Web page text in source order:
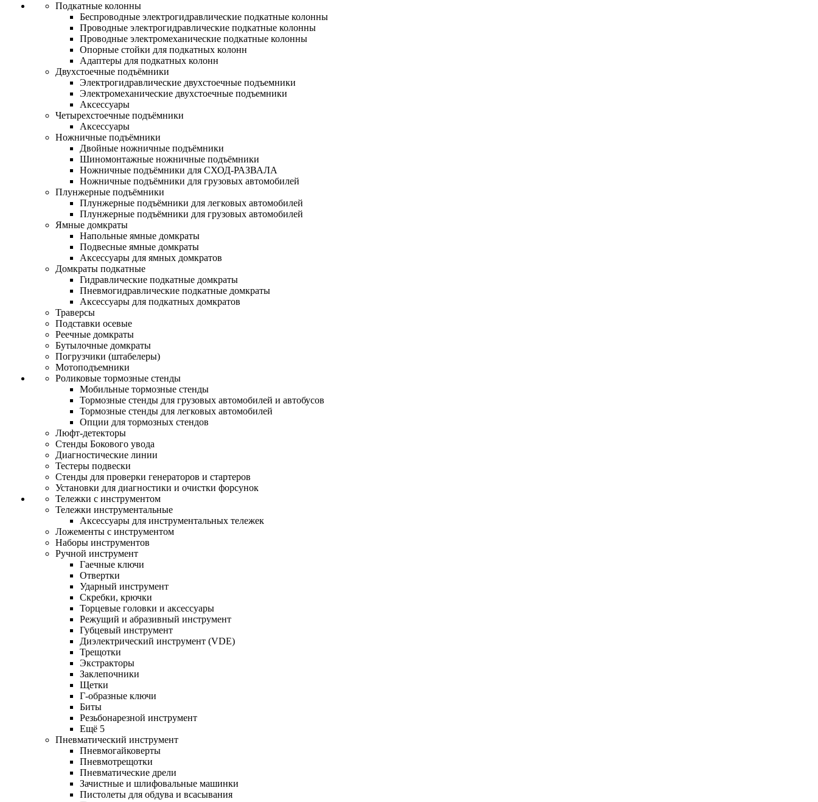
Подкатные колонны
Беспроводные электрогидравлические подкатные колонны
Проводные электрогидравлические подкатные колонны
Проводные электромеханические подкатные колонны
Опорные стойки для подкатных колонн
Адаптеры для подкатных колонн
Двухстоечные подъёмники
Электрогидравлические двухстоечные подъемники
Электромеханические двухстоечные подъемники
Аксессуары
Четырехстоечные подъёмники
Аксессуары
Ножничные подъёмники
Двойные ножничные подъёмники
Шиномонтажные ножничные подъёмники
Ножничные подъёмники для СХОД-РАЗВАЛА
Ножничные подъёмники для грузовых автомобилей
Плунжерные подъёмники
Плунжерные подъёмники для легковых автомобилей
Плунжерные подъёмники для грузовых автомобилей
Ямные домкраты
Напольные ямные домкраты
Подвесные ямные домкраты
Аксессуары для ямных домкратов
Домкраты подкатные
Гидравлические подкатные домкраты
Пневмогидравлические подкатные домкраты
Аксессуары для подкатных домкратов
Траверсы
Подставки осевые
Реечные домкраты
Бутылочные домкраты
Погрузчики (штабелеры)
Мотоподъемники
Роликовые тормозные стенды
Мобильные тормозные стенды
Тормозные стенды для грузовых автомобилей и автобусов
Тормозные стенды для легковых автомобилей
Опции для тормозных стендов
Люфт-детекторы
Стенды Бокового увода
Диагностические линии
Тестеры подвески
Стенды для проверки генераторов и стартеров
Установки для диагностики и очистки форсунок
Тележки с инструментом
Тележки инструментальные
Аксессуары для инструментальных тележек
Ложементы с инструментом
Наборы инструментов
Ручной инструмент
Гаечные ключи
Отвертки
Ударный инструмент
Скребки, крючки
Торцевые головки и аксессуары
Режущий и абразивный инструмент
Губцевый инструмент
Диэлектрический инструмент (VDE)
Трещотки
Экстракторы
Заклепочники
Щетки
Г-образные ключи
Биты
Резьбонарезной инструмент
Ещё 5
Пневматический инструмент
Пневмогайковерты
Пневмотрещотки
Пневматические дрели
Зачистные и шлифовальные машинки
Пистолеты для обдува и всасывания